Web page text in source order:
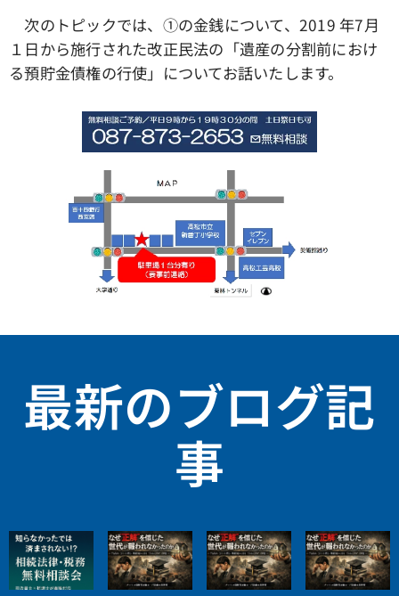
次のトピックでは、①の金銭について、2019 年7月
１日から施行された改正民法の「遺産の分割前におけ
る預貯金債権の行使」についてお話いたします。
最新のブログ記
事